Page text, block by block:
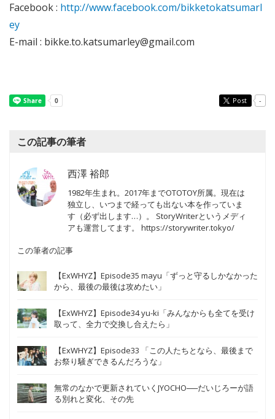
Facebook : http://www.facebook.com/bikketokatsumarl
ey
E-mail : bikke.to.katsumarley@gmail.com
Post -
この記事の筆者
西澤 裕郎
1982年生まれ。2017年までOTOTOY所属。現在は
独立し、いつまで経っても出ない本を作っていま
す（必ず出します…）。 StoryWriterというメディ
アも運営してます。 https://storywriter.tokyo/
この筆者の記事
【ExWHYZ】Episode35 mayu「ずっと守るしかなかった
から、最後の最後は攻めたい」
【ExWHYZ】Episode34 yu-ki「みんなからも全てを受け
取って、全力で交換し合えたら」
【ExWHYZ】Episode33 「この人たちとなら、最後まで
お祭り騒ぎできるんだろうな」
無常のなかで更新されていくJYOCHO──だいじろーが語
る別れと変化、その先